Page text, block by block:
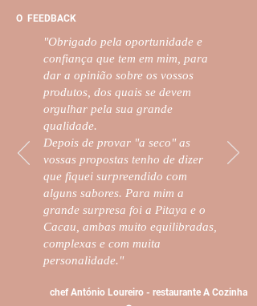
O FEEDBACK
"Obrigado pela oportunidade e
confiança que tem em mim, para
dar a opinião sobre os vossos
produtos, dos quais se devem
orgulhar pela sua grande
qualidade.
Depois de provar "a seco" as
vossas propostas tenho de dizer
que fiquei surpreendido com
alguns sabores. Para mim a
grande surpresa foi a Pitaya e o
Cacau, ambas muito equilibradas,
complexas e com muita
personalidade."
chef António Loureiro - restaurante A Cozinha